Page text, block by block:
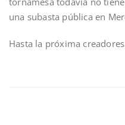
una subasta pública en
Hasta la próxima